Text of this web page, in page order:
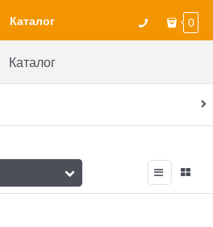
Каталог 0
Каталог